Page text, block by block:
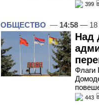
399
ОБЩЕСТВО — 14:58 — 18
Над
Флаги
443